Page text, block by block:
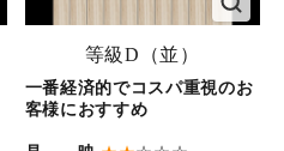
等級D（並）
一番経済的でコスパ重視のお
客様におすすめ